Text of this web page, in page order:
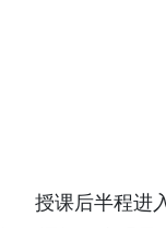
授课后半程进